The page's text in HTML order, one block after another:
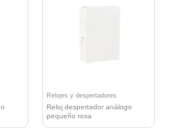
Relojes y despertadores
Reloj despertador análogo
pequeño rosa